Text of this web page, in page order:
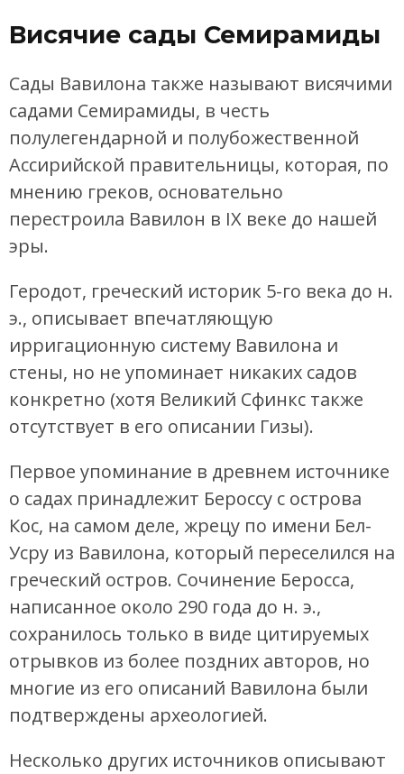
Висячие сады Семирамиды
Сады Вавилона также называют висячими
садами Семирамиды, в честь
полулегендарной и полубожественной
Ассирийской правительницы, которая, по
мнению греков, основательно
перестроила Вавилон в IX веке до нашей
эры.
Геродот, греческий историк 5-го века до н.
э., описывает впечатляющую
ирригационную систему Вавилона и
стены, но не упоминает никаких садов
конкретно (хотя Великий Сфинкс также
отсутствует в его описании Гизы).
Первое упоминание в древнем источнике
о садах принадлежит Бероссу с острова
Кос, на самом деле, жрецу по имени Бел-
Усру из Вавилона, который переселился на
греческий остров. Сочинение Беросса,
написанное около 290 года до н. э.,
сохранилось только в виде цитируемых
отрывков из более поздних авторов, но
многие из его описаний Вавилона были
подтверждены археологией.
Несколько других источников описывают